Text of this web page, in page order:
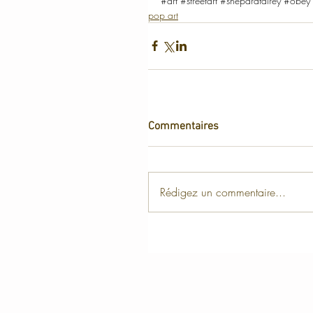
pop art
Commentaires
Rédigez un commentaire...